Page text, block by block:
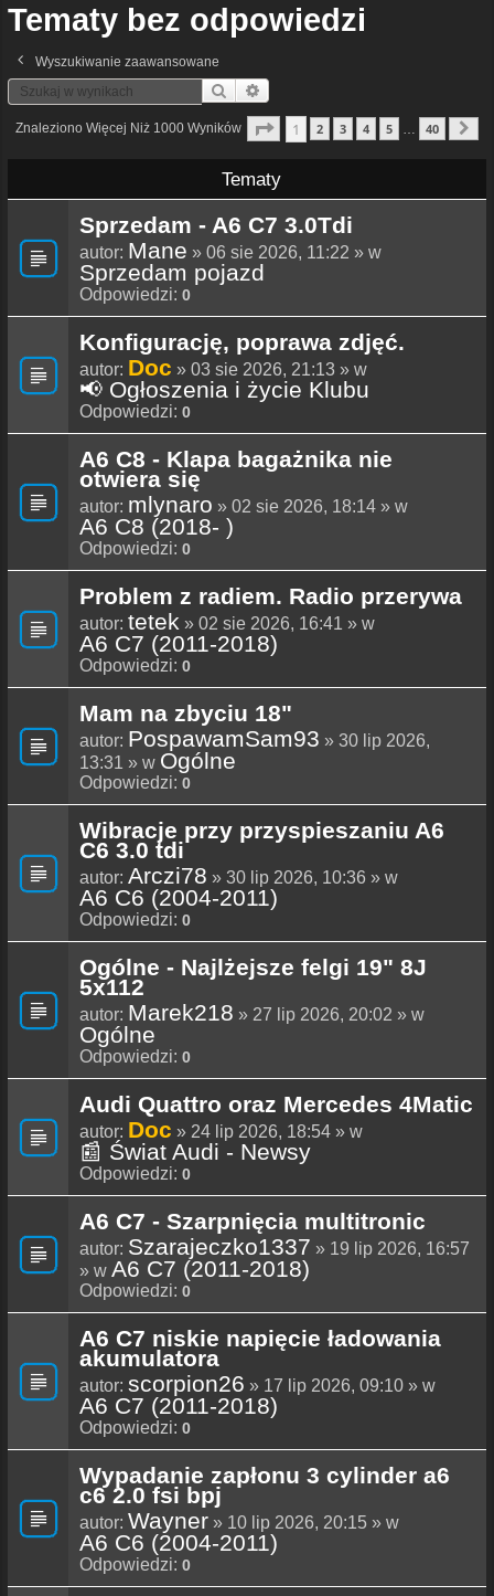
Tematy bez odpowiedzi
Wyszukiwanie zaawansowane
Szukaj
Znaleziono Więcej Niż 1000 Wyników Strona1 40
1 2 3 4 5 40
Tematy
Sprzedam - A6 C7 3.0Tdi
autor: Mane » 06 sie 2026, 11:22 » w
Sprzedam pojazd
Odpowiedzi: 0
Konfigurację, poprawa zdjęć.
autor: Doc » 03 sie 2026, 21:13 » w
📢 Ogłoszenia i życie Klubu
Odpowiedzi: 0
A6 C8 - Klapa bagażnika nie
otwiera się
autor: mlynaro » 02 sie 2026, 18:14 » w
A6 C8 (2018- )
Odpowiedzi: 0
Problem z radiem. Radio przerywa
autor: tetek » 02 sie 2026, 16:41 » w
A6 C7 (2011-2018)
Odpowiedzi: 0
Mam na zbyciu 18"
autor: PospawamSam93 » 30 lip 2026,
13:31 » w Ogólne
Odpowiedzi: 0
Wibracje przy przyspieszaniu A6
C6 3.0 tdi
autor: Arczi78 » 30 lip 2026, 10:36 » w
A6 C6 (2004-2011)
Odpowiedzi: 0
Ogólne - Najlżejsze felgi 19" 8J
5x112
autor: Marek218 » 27 lip 2026, 20:02 » w
Ogólne
Odpowiedzi: 0
Audi Quattro oraz Mercedes 4Matic
autor: Doc » 24 lip 2026, 18:54 » w
📰 Świat Audi - Newsy
Odpowiedzi: 0
A6 C7 - Szarpnięcia multitronic
autor: Szarajeczko1337 » 19 lip 2026, 16:57
» w A6 C7 (2011-2018)
Odpowiedzi: 0
A6 C7 niskie napięcie ładowania
akumulatora
autor: scorpion26 » 17 lip 2026, 09:10 » w
A6 C7 (2011-2018)
Odpowiedzi: 0
Wypadanie zapłonu 3 cylinder a6
c6 2.0 fsi bpj
autor: Wayner » 10 lip 2026, 20:15 » w
A6 C6 (2004-2011)
Odpowiedzi: 0